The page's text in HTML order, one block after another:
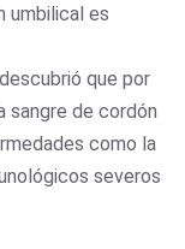
umbilical es
que por
sangre de cordón
como la
severos